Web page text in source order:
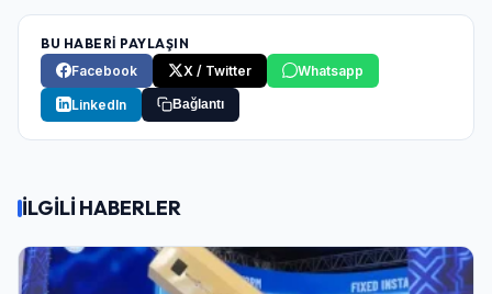
BU HABERİ PAYLAŞIN
Facebook
X / Twitter Whatsapp
LinkedIn Bağlantı
İLGİLİ HABERLER